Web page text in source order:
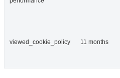
viewed_cookie_policy 11 months